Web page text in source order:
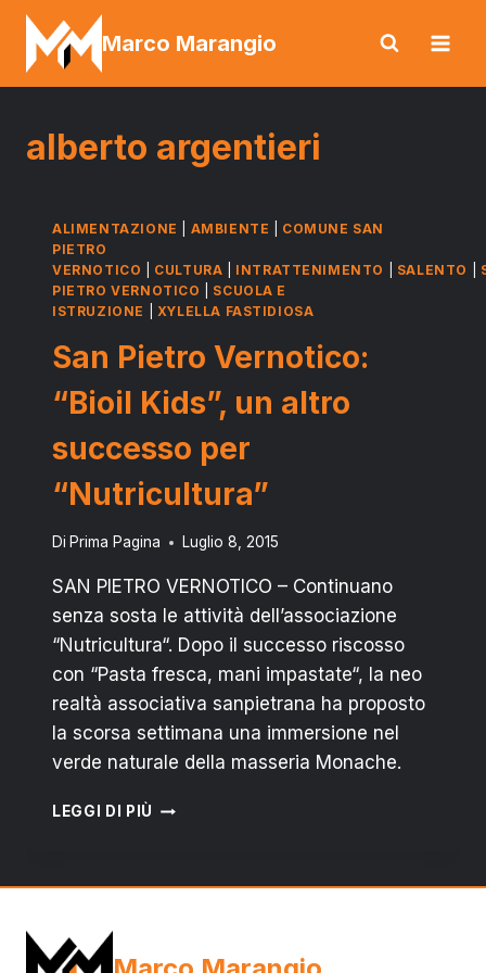
Salta
contenuto
Marco Marangio
alberto argentieri
ALIMENTAZIONE AMBIENTE
COMUNE SAN
PIETRO
VERNOTICO
CULTURA INTRATTENIMENTO SALENTO
PIETRO VERNOTICO
SCUOLA E
ISTRUZIONE
XYLELLA FASTIDIOSA
San Pietro Vernotico:
“Bioil Kids”, un altro
successo per
“Nutricultura”
Di Prima Pagina Luglio 8, 2015
SAN PIETRO VERNOTICO – Continuano
senza sosta le attività dell’associazione
“Nutricultura“. Dopo il successo riscosso
con “Pasta fresca, mani impastate“, la neo
realtà associativa sanpietrana ha proposto
la scorsa settimana una immersione nel
verde naturale della masseria Monache.
LEGGI DI PIÙ SAN
SUCCESSO